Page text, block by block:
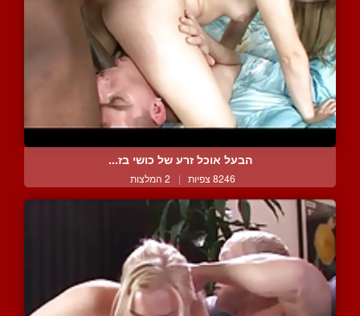
הבעל אוכל זרע של כושי בז...
8246 צפיות | 2 המלצות